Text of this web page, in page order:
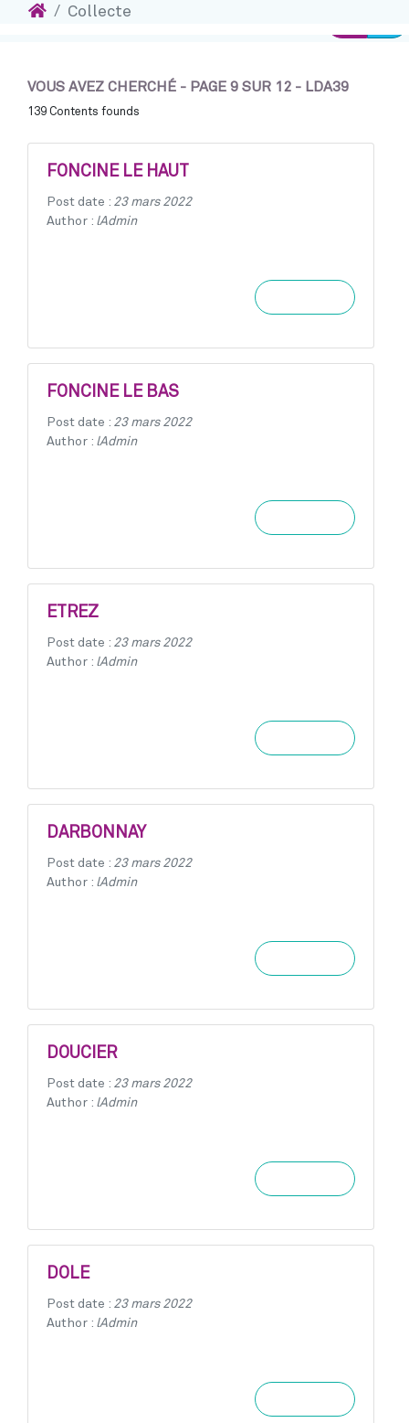
AccueilCollecte
VOUS AVEZ CHERCHÉ - PAGE 9 SUR 12 - LDA39
139 Contents founds
FONCINE LE HAUT
Post date : 23 mars 2022
Author : lAdmin
FONCINE LE BAS
Post date : 23 mars 2022
Author : lAdmin
ETREZ
Post date : 23 mars 2022
Author : lAdmin
DARBONNAY
Post date : 23 mars 2022
Author : lAdmin
DOUCIER
Post date : 23 mars 2022
Author : lAdmin
DOLE
Post date : 23 mars 2022
Author : lAdmin